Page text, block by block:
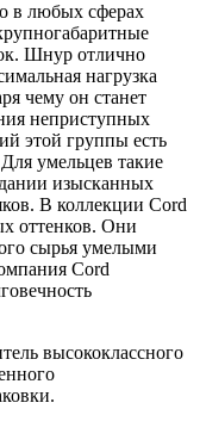
в любых сферах
Шнур отлично
нагрузка
чему он станет
неприступных
этой группы есть
умельцев такие
изысканных
В коллекции Cord
оттенков. Они
сырья умелыми
Cord
высококлассного